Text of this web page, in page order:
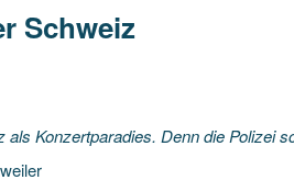
Schweiz
Konzertparadies. Denn die Polizei